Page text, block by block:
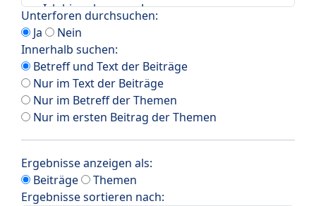
Unterforen durchsuchen:
Ja
Nein
Innerhalb suchen:
Betreff und Text der Beiträge
Nur im Text der Beiträge
Nur im Betreff der Themen
Nur im ersten Beitrag der Themen
Ergebnisse anzeigen als:
Beiträge
Themen
Ergebnisse sortieren nach: